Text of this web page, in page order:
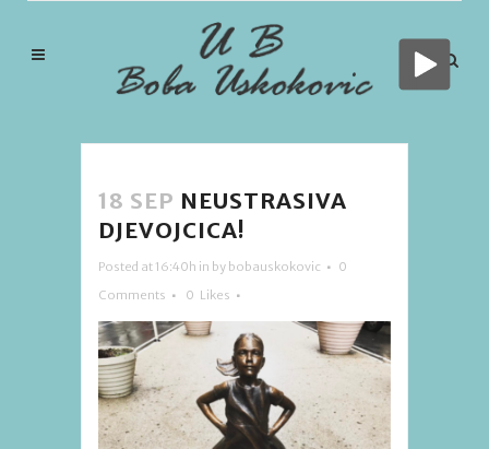
18 SEP NEUSTRASIVA
DJEVOJCICA!
Posted at 16:40h in by bobauskokovic
0
Comments
0 Likes